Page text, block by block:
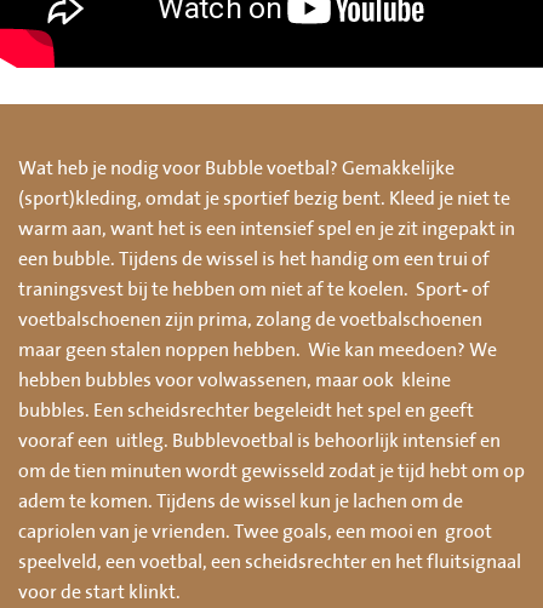
Wat heb je nodig voor Bubble voetbal? Gemakkelijke
(sport)kleding, omdat je sportief bezig bent. Kleed je niet te
warm aan, want het is een intensief spel en je zit ingepakt in
een bubble. Tijdens de wissel is het handig om een trui of
traningsvest bij te hebben om niet af te koelen. Sport- of
voetbalschoenen zijn prima, zolang de voetbalschoenen
maar geen stalen noppen hebben. Wie kan meedoen? We
hebben bubbles voor volwassenen, maar ook kleine
bubbles. Een scheidsrechter begeleidt het spel en geeft
vooraf een uitleg. Bubblevoetbal is behoorlijk intensief en
om de tien minuten wordt gewisseld zodat je tijd hebt om op
adem te komen. Tijdens de wissel kun je lachen om de
capriolen van je vrienden. Twee goals, een mooi en groot
speelveld, een voetbal, een scheidsrechter en het fluitsignaal
voor de start klinkt.